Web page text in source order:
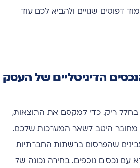
דפוסים שגויים ולהביא לכם עוד
הדיגיטליים של העסק
בחלל ריק. כדי למקסם את התוצאות,
מחובר היטב לשאר המערכות שלכם.
שהפרסום ברשתות החברתיות
עם נכסים נוספים. בחירה נכונה של